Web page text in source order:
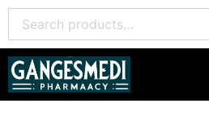
콘
츠
너
for: